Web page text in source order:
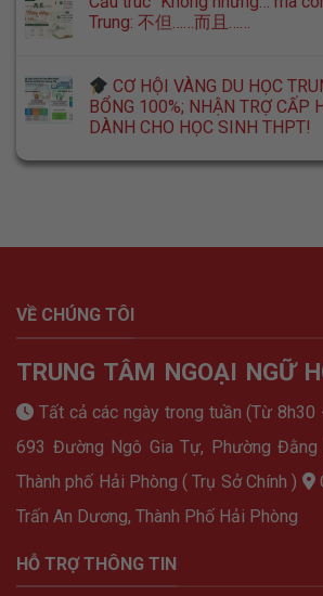
Trung: 不但……而且……
CƠ HỘI VÀNG DU HỌC
BỔNG 100%; NHẬN TRỢ CẤP
DÀNH CHO HỌC SINH THPT!
VỀ CHÚNG TÔI
TRUNG TÂM NGOẠI NGỮ
Tất cả các ngày trong tuần (Từ
693 Đường Ngô Gia Tự, Phường Đằng
Thành phố Hải Phòng ( Trụ Sở Chính )
Trấn An Dương, Thành Phố Hải Phòng
HỖ TRỢ THÔNG TIN